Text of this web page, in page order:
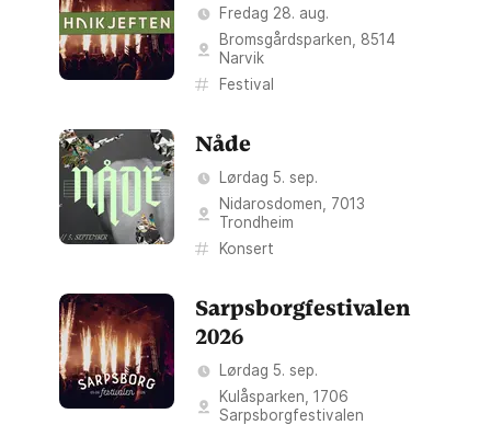
Fredag 28. aug.
Bromsgårdsparken
8514
Narvik
Festival
Nåde
Lørdag 5. sep.
Nidarosdomen
7013
Trondheim
Konsert
Sarpsborgfestivalen
2026
Lørdag 5. sep.
Kulåsparken 1706
Sarpsborgfestivalen